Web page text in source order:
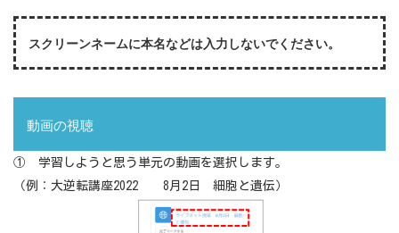
スクリーンネームに本名などは入力しないでください。
動画の視聴
① 学習しようと思う単元の動画を選択します。
（例：大逆転講座2022 8月2日 細胞と遺伝）